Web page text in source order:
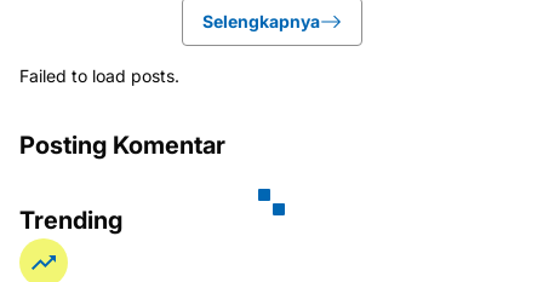
Selengkapnya
Failed to load posts.
Posting Komentar
Trending